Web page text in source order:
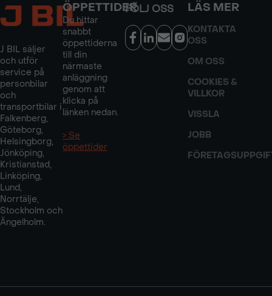
J BIL säljer
och utför
service på
personbilar
och
transportbilar i
Falkenberg,
Göteborg,
Helsingborg,
Jönköping,
Kristianstad,
Linköping,
Lund,
Norrtälje,
Stockholm och
Ängelholm.
ÖPPETTIDER
Du hittar
snabbt
öppettiderna
till din
närmaste
anläggning
genom att
klicka på
länken nedan.
> Se
öppettider
FÖLJ OSS LÄS MER
KONTAKTA
OSS
OM OSS
COOKIES &
VILLKOR
VISSLA
JOBB